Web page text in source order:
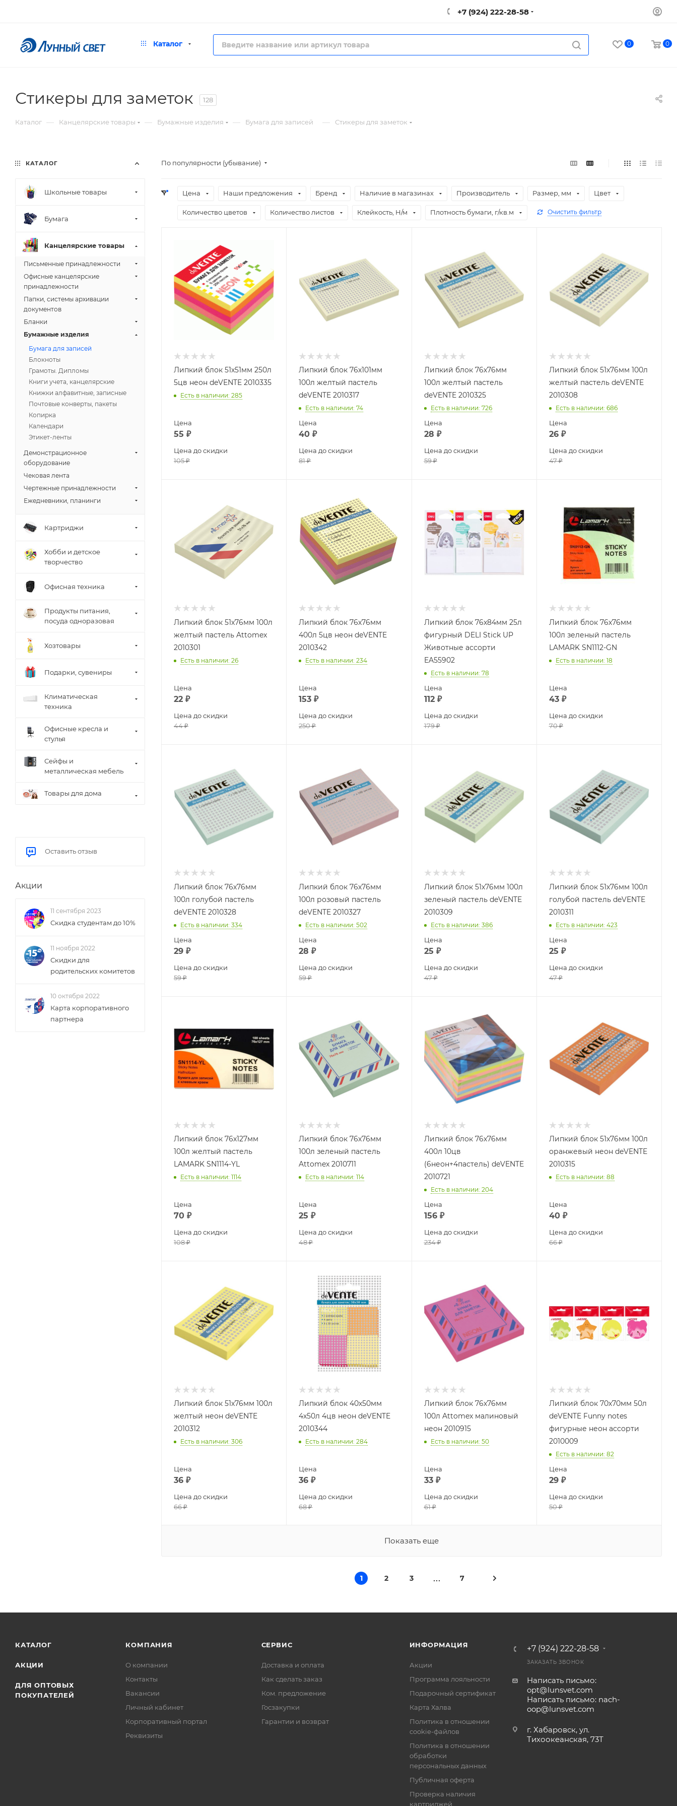
+7 (924) 222-28-58
Каталог 0 0
Стикеры для заметок 128
Каталог — Канцелярские товары — Бумажные изделия — Бумага для записей — Стикеры для заметок
По популярности (убывание)
Цена Наши предложения Бренд Наличие в магазинах Производитель Размер, мм Цвет
Количество цветов Количество листов Клейкость, Н/м Плотность бумаги, г/кв.м Очистить фильтр
Липкий блок 51х51мм 250л
5цв неон deVENTE 2010335
Есть в наличии: 285
Цена
55 ₽
Цена до скидки
105₽
Липкий блок 76х101мм
100л желтый пастель
deVENTE 2010317
Есть в наличии: 74
Цена
40 ₽
Цена до скидки
81₽
Липкий блок 76х76мм
100л желтый пастель
deVENTE 2010325
Есть в наличии: 726
Цена
28 ₽
Цена до скидки
59₽
Липкий блок 51х76мм 100л
желтый пастель deVENTE
2010308
Есть в наличии: 686
Цена
26₽
Цена до скидки
47₽
Липкий блок 51х76мм 100л
желтый пастель Attomex
2010301
Есть в наличии: 26
Цена
22 ₽
Цена до скидки
44₽
Липкий блок 76х76мм
400л 5цв неон deVENTE
2010342
Есть в наличии: 234
Цена
153 ₽
Цена до скидки
250₽
Липкий блок 76x84мм 25л
фигурный DELI Stick UP
Животные ассорти
EA55902
Есть в наличии: 78
Цена
112₽
Цена до скидки
179₽
Липкий блок 76х76мм
100л зеленый пастель
LAMARK SN1112-GN
Есть в наличии: 18
Цена
43₽
Цена до скидки
70₽
Липкий блок 76х76мм
100л голубой пастель
deVENTE 2010328
Есть в наличии: 334
Цена
29 ₽
Цена до скидки
59₽
Липкий блок 76х76мм
100л розовый пастель
deVENTE 2010327
Есть в наличии: 502
Цена
28 ₽
Цена до скидки
59₽
Липкий блок 51х76мм 100л
зеленый пастель deVENTE
2010309
Есть в наличии: 386
Цена
25 ₽
Цена до скидки
47₽
Липкий блок 51х76мм 100л
голубой пастель deVENTE
2010311
Есть в наличии: 423
Цена
25 ₽
Цена до скидки
47₽
Липкий блок 76х127мм
100л желтый пастель
LAMARK SN1114-YL
Есть в наличии: 1114
Цена
70 ₽
Цена до скидки
108₽
Липкий блок 76х76мм
100л зеленый пастель
Attomex 2010711
Есть в наличии: 114
Цена
25 ₽
Цена до скидки
48₽
Липкий блок 76х76мм
400л 10цв
(6неон+4пастель) deVENTE
2010721
Есть в наличии: 204
Цена
156₽
Цена до скидки
234₽
Липкий блок 51х76мм 100л
оранжевый неон deVENTE
2010315
Есть в наличии: 88
Цена
40₽
Цена до скидки
66₽
Липкий блок 51х76мм 100л
желтый неон deVENTE
2010312
Есть в наличии: 306
Цена
36 ₽
Цена до скидки
66₽
Липкий блок 40х50мм
4х50л 4цв неон deVENTE
2010344
Есть в наличии: 284
Цена
36 ₽
Цена до скидки
68₽
Липкий блок 76х76мм
100л Attomex малиновый
неон 2010915
Есть в наличии: 50
Цена
33₽
Цена до скидки
61₽
Липкий блок 70х70мм 50л
deVENTE Funny notes
фигурные неон ассорти
2010009
Есть в наличии: 82
Цена
29₽
Цена до скидки
50₽
Показать еще
1 2 3 7
КАТАЛОГ
Школьные товары
Бумага
Канцелярские товары
Письменные принадлежности
Офисные канцелярские
принадлежности
Папки, системы архивации
документов
Бланки
Бумажные изделия
Бумага для записей
Блокноты
Грамоты. Дипломы
Книги учета, канцелярские
Книжки алфавитные, записные
Почтовые конверты, пакеты
Копирка
Календари
Этикет-ленты
Демонстрационное
оборудование
Чековая лента
Чертежные принадлежности
Ежедневники, планинги
Картриджи
Хобби и детское
творчество
Офисная техника
Продукты питания,
посуда одноразовая
Хозтовары
Подарки, сувениры
Климатическая
техника
Офисные кресла и
стулья
Сейфы и
металлическая мебель
Товары для дома
Оставить отзыв
Акции
11 сентября 2023
Скидка студентам до 10%
11 ноября 2022
Скидки для
родительских комитетов
10 октября 2022
Карта корпоративного
партнера
КАТАЛОГ
АКЦИИ
ДЛЯ ОПТОВЫХ
ПОКУПАТЕЛЕЙ
КОМПАНИЯ
О компании
Контакты
Вакансии
Личный кабинет
Корпоративный портал
Реквизиты
СЕРВИС
Доставка и оплата
Как сделать заказ
Ком. предложение
Госзакупки
Гарантии и возврат
ИНФОРМАЦИЯ
Акции
Программа лояльности
Подарочный сертификат
Карта Халва
Политика в отношении
cookie-файлов
Политика в отношении
обработки
персональных данных
Публичная оферта
Проверка наличия
картриджей
+7 (924) 222-28-58
ЗАКАЗАТЬ ЗВОНОК
Написать письмо:
opt@lunsvet.com
Написать письмо: nach-
oop@lunsvet.com
г. Хабаровск, ул.
Тихоокеанская, 73Т